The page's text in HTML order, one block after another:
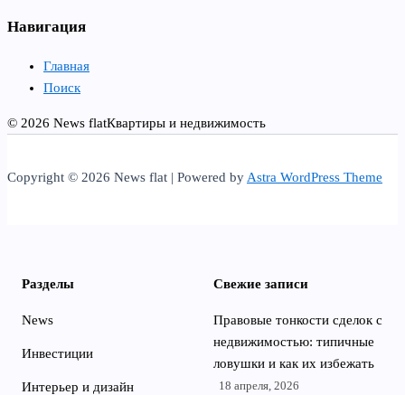
Навигация
Главная
Поиск
© 2026 News flatКвартиры и недвижимость
Copyright © 2026 News flat | Powered by Astra WordPress Theme
Разделы
News
Инвестиции
Интерьер и дизайн
Свежие записи
Правовые тонкости сделок с
недвижимостью: типичные
ловушки и как их избежать
18 апреля, 2026